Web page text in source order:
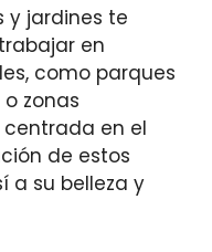
y jardines te
en
como parques
zonas
en el
de estos
a su belleza y